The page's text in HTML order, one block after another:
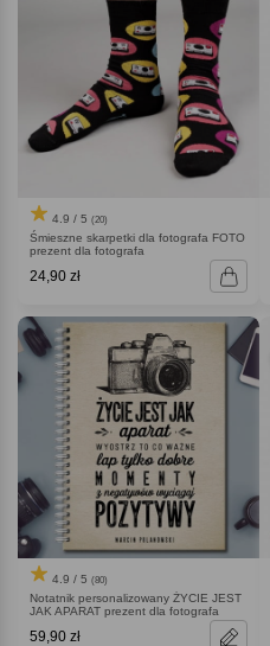
4.9 / 5 (20)
Śmieszne skarpetki dla fotografa FOTO
prezent dla fotografa
24,90 zł
4.9 / 5 (80)
Notatnik personalizowany ŻYCIE JEST
JAK APARAT prezent dla fotografa
59,90 zł